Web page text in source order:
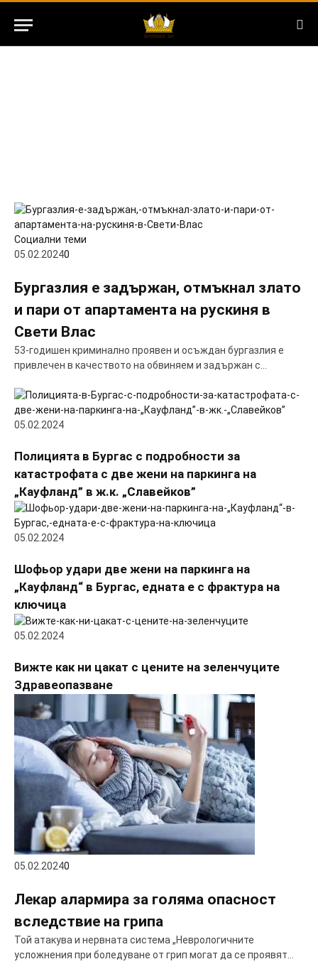
Социални теми
05.02.20240
Бургазлия е задържан, отмъкнал злато
и пари от апартамента на рускиня в
Свети Влас
53-годишен криминално проявен и осъждан бургазлия е
привлечен в качеството на обвиняем и задържан с…
05.02.2024
Полицията в Бургас с подробности за
катастрофата с две жени на паркинга на
„Кауфланд” в ж.к. „Славейков”
05.02.2024
Шофьор удари две жени на паркинга на
„Кауфланд“ в Бургас, едната е с фрактура на
ключица
05.02.2024
Вижте как ни цакат с цените на зеленчуците
Здравеопазване
05.02.20240
Лекар алармира за голяма опасност
вследствие на грипа
Той атакува и нервната система „Неврологичните
усложнения при боледуване от грип могат да се проявят…